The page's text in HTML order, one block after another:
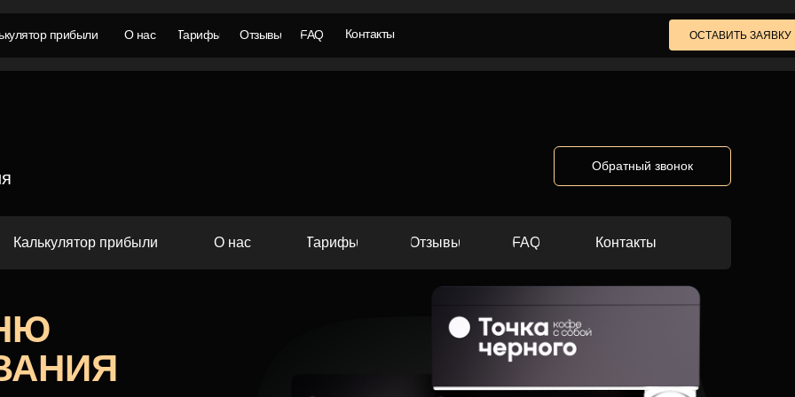
прибыли Тарифы Отзывы
О нас FAQ Контакты ОСТАВИТЬ ЗАЯВКУ
Калькулятор прибыли Тарифы Отзывы
O нас FAQ Контакты
Обратный звонок